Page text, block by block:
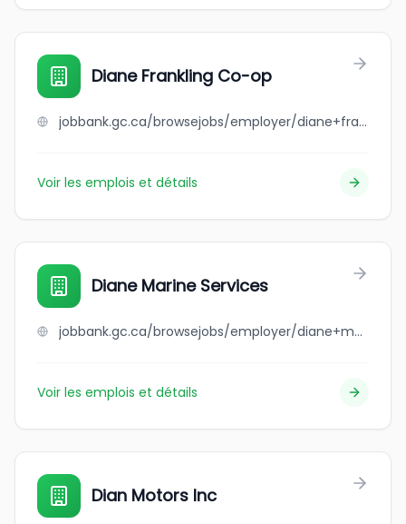
Diane Frankling Co-op
jobbank.gc.ca/browsejobs/employer/diane+frankling+co-op/ca
Voir les emplois et détails
Diane Marine Services
jobbank.gc.ca/browsejobs/employer/diane+marine+services/ca
Voir les emplois et détails
Dian Motors Inc